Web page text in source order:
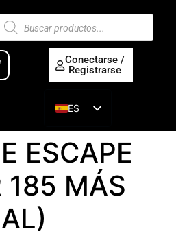
Conectarse /
Registrarse
ES
EN
ESCAPE
185 MÁS